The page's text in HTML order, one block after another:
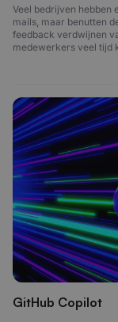
Veel bedrijven hebben
mails, maar benutten
feedback verdwijnen
medewerkers veel tijd
GitHub Copilot